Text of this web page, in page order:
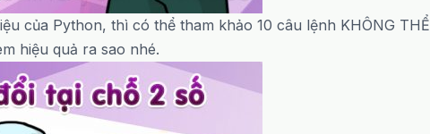
của Python, thì có thể tham khảo 10 câu lệnh KHÔNG THỂ
hiệu quả ra sao nhé.